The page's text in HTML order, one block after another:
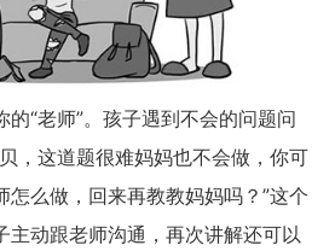
“老师”。孩子遇到不会的问题问
，这道题很难妈妈也不会做，你可
怎么做，回来再教教妈妈吗？”这个
主动跟老师沟通，再次讲解还可以